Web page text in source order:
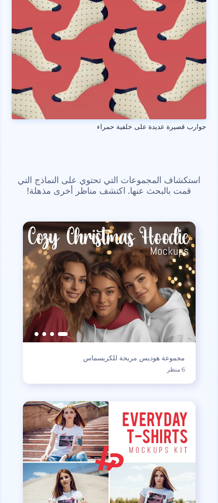
جوارب قصيرة عديدة على خلفية حمراء
استكشاف المجموعات التي تحتوي على النماذج التي
قمت بالبحث عنها. اكتشف مناظر أخرى مذهلة!
مجموعة هوديس مريحة للكريسماس
6 منظر